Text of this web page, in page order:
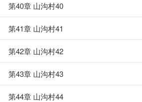
第40章 山沟村40
第41章 山沟村41
第42章 山沟村42
第43章 山沟村43
第44章 山沟村44